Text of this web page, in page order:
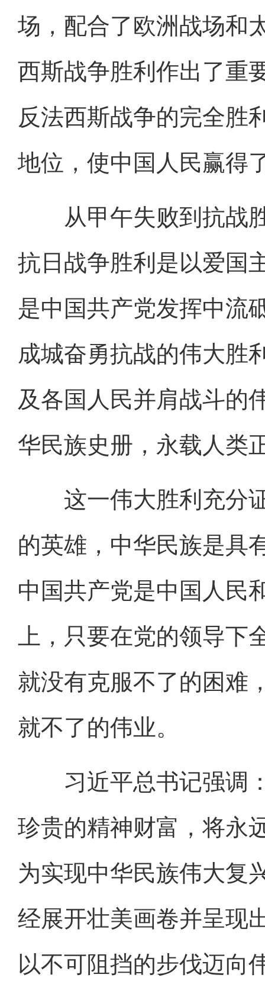
场，配合了欧洲战场和
西斯战争胜利作出了重
反法西斯战争的完全胜
地位，使中国人民赢得
从甲午失败到抗战胜
抗日战争胜利是以爱国
是中国共产党发挥中流
成城奋勇抗战的伟大胜
及各国人民并肩战斗的
华民族史册，永载人类
这一伟大胜利充分证
的英雄，中华民族是具
中国共产党是中国人民
上，只要在党的领导
就没有克服不了的困难
就不了的伟业。
习近平总书记强调：
珍贵的精神财富，将永
为实现中华民族伟大复
经展开壮美画卷并呈现
以不可阻挡的步伐迈向